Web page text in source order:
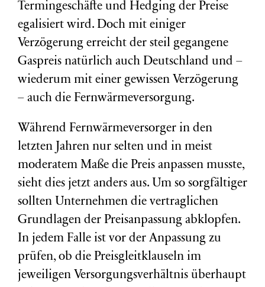
Termingeschäfte und Hedging der Preise
egalisiert wird. Doch mit einiger
Verzögerung erreicht der steil gegangene
Gaspreis natürlich auch Deutschland und –
wiederum mit einer gewissen Verzögerung
– auch die Fernwärmeversorgung.
Während Fernwärmeversorger in den
letzten Jahren nur selten und in meist
moderatem Maße die Preis anpassen musste,
sieht dies jetzt anders aus. Um so sorgfältiger
sollten Unternehmen die vertraglichen
Grundlagen der Preisanpassung abklopfen.
In jedem Falle ist vor der Anpassung zu
prüfen, ob die Preisgleitklauseln im
jeweiligen Versorgungsverhältnis überhaupt